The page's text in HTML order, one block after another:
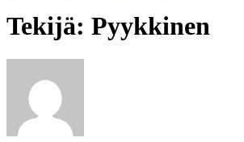
Tekijä: Pyykkinen